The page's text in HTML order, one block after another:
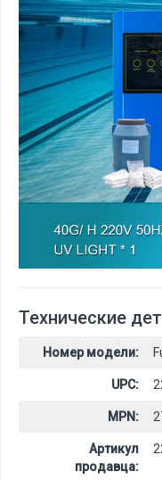
Технические
Номер модели:
UPC:
MPN:
Артикул
продавца: